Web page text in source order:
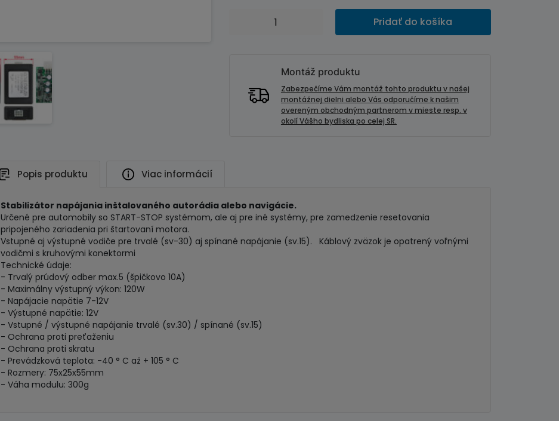
množstvo
Elektronický
Stop
Pridať do košíka
Montáž produktu
Zabezpečíme Vám montáž tohto produktu v našej
montážnej dielni alebo Vás odporučíme k našim
overeným obchodným partnerom v mieste resp. v
okolí Vášho bydliska po celej SR.
Popis produktu Viac informácií
Stabilizátor napájania inštalovaného autorádia alebo navigácie.
Určené pre automobily so START-STOP systémom, ale aj pre iné systémy, pre zamedzenie resetovania
pripojeného zariadenia pri štartovaní motora.
Vstupné aj výstupné vodiče pre trvalé (sv-30) aj spínané napájanie (sv.15). Káblový zväzok je opatrený voľnými
vodičmi s kruhovými konektormi
Technické údaje:
- Trvalý prúdový odber max.5 (špičkovo 10A)
- Maximálny výstupný výkon: 120W
- Napájacie napätie 7-12V
- Výstupné napätie: 12V
- Vstupné / výstupné napájanie trvalé (sv.30) / spínané (sv.15)
- Ochrana proti preťaženiu
- Ochrana proti skratu
- Prevádzková teplota: -40 ° C až + 105 ° C
- Rozmery: 75x25x55mm
- Váha modulu: 300g